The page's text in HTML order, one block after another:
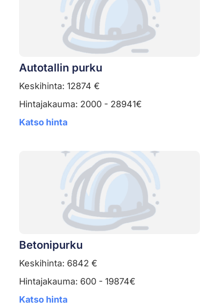
Autotallin purku
Keskihinta: 12874 €
Hintajakauma: 2000 - 28941€
Katso hinta
Betonipurku
Keskihinta: 6842 €
Hintajakauma: 600 - 19874€
Katso hinta